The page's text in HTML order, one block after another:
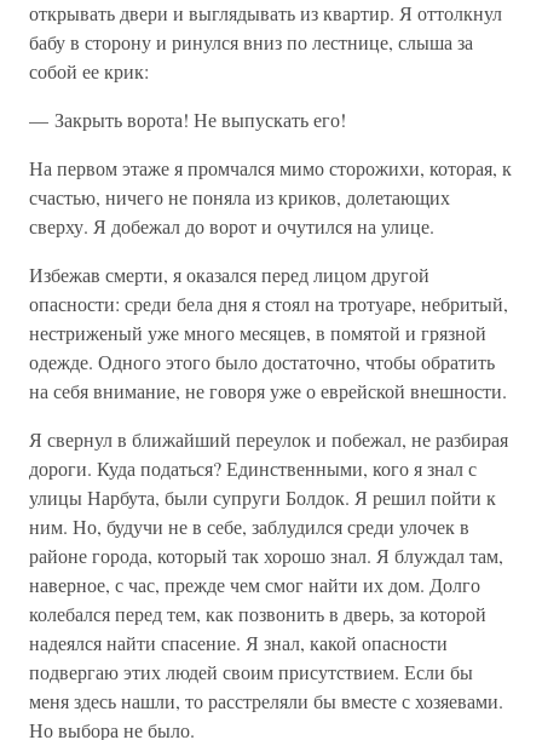
открывать двери и выглядывать из квартир. Я оттолкнул
бабу в сторону и ринулся вниз по лестнице, слыша за
собой ее крик:
— Закрыть ворота! Не выпускать его!
На первом этаже я промчался мимо сторожихи, которая, к
счастью, ничего не поняла из криков, долетающих
сверху. Я добежал до ворот и очутился на улице.
Избежав смерти, я оказался перед лицом другой
опасности: среди бела дня я стоял на тротуаре, небритый,
нестриженый уже много месяцев, в помятой и грязной
одежде. Одного этого было достаточно, чтобы обратить
на себя внимание, не говоря уже о еврейской внешности.
Я свернул в ближайший переулок и побежал, не разбирая
дороги. Куда податься? Единственными, кого я знал с
улицы Нарбута, были супруги Болдок. Я решил пойти к
ним. Но, будучи не в себе, заблудился среди улочек в
районе города, который так хорошо знал. Я блуждал там,
наверное, с час, прежде чем смог найти их дом. Долго
колебался перед тем, как позвонить в дверь, за которой
надеялся найти спасение. Я знал, какой опасности
подвергаю этих людей своим присутствием. Если бы
меня здесь нашли, то расстреляли бы вместе с хозяевами.
Но выбора не было.